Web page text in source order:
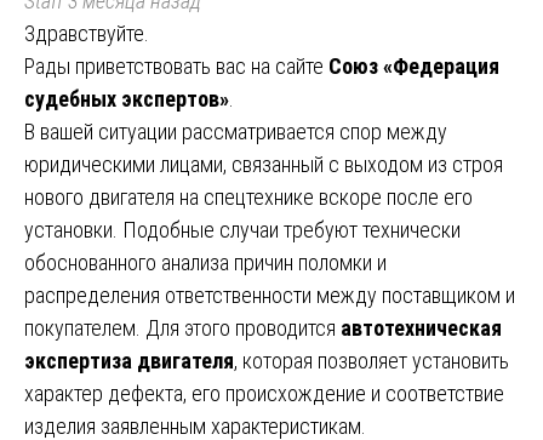
Здравствуйте.
Рады приветствовать вас на сайте Союз «Федерация
судебных экспертов»
В вашей ситуации рассматривается спор между
юридическими лицами, связанный с выходом из строя
нового двигателя на спецтехнике вскоре после его
установки. Подобные случаи требуют технически
обоснованного анализа причин поломки и
распределения ответственности между поставщиком и
покупателем. Для этого проводится автотехническая
экспертиза двигателя, которая позволяет установить
характер дефекта, его происхождение и соответствие
изделия заявленным характеристикам.